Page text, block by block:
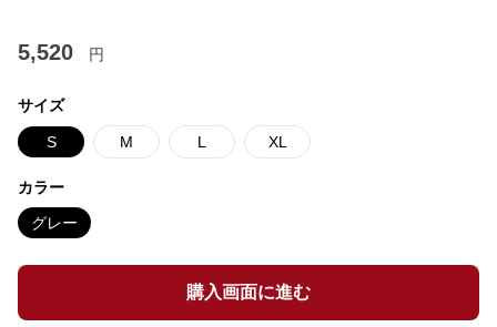
5,520 円
サイズ
S M L XL
カラー
グレー
購入画面に進む